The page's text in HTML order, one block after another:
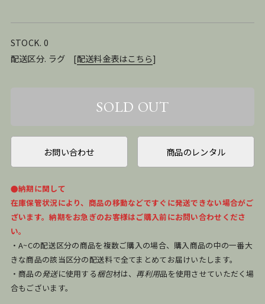
STOCK. 0
配送区分. ラグ [配送料金表はこちら]
お問い合わせ 商品のレンタル
●納期に関して
在庫保管状況により、商品の移動などですぐに発送できない場合がご
ざいます。納期をお急ぎのお客様はご購入前にお問い合わせくださ
い。
・A~Cの配送区分の商品を複数ご購入の場合、購入商品の中の一番大
きな商品の該当区分の配送料で全てまとめてお届けいたします。
・商品の発送に使用する梱包材は、 再利用品を使用させていただく場
合もございます。